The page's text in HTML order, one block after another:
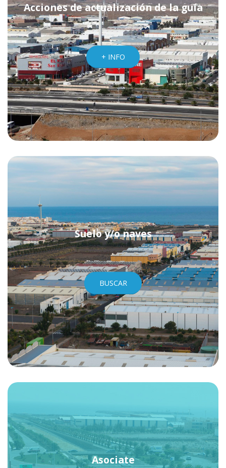
Acciones de actualización de la guía
+ INFO
Suelo y/o naves
BUSCAR
Asociate